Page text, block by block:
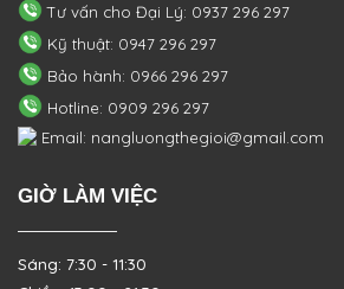
Tư vấn cho Đại Lý: 0937 296 297
Kỹ thuật: 0947 296 297
Bảo hành: 0966 296 297
Hotline: 0909 296 297
Email: nangluongthegioi@gmail.com
GIỜ LÀM VIỆC
Sáng: 7:30 - 11:30